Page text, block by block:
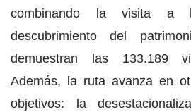
combinando la visita a
descubrimiento del
demuestran las 133.189
Además, la ruta avanza en
objetivos: la